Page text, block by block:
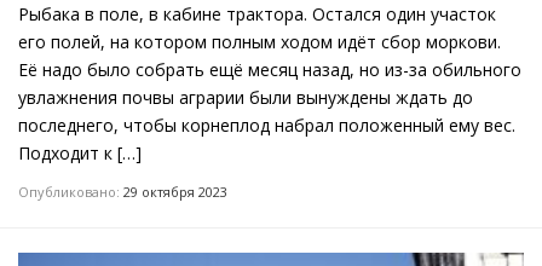
Рыбака в поле, в кабине трактора. Остался один участок
его полей, на котором полным ходом идёт сбор моркови.
Её надо было собрать ещё месяц назад, но из-за обильного
увлажнения почвы аграрии были вынуждены ждать до
последнего, чтобы корнеплод набрал положенный ему вес.
Подходит к […]
Опубликовано: 29 октября 2023